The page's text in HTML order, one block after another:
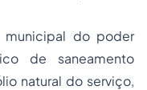
municipal do poder
de saneamento
natural do serviço,